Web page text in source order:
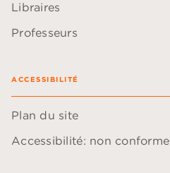
Libraires
Professeurs
ACCESSIBILITÉ
Plan du site
Accessibilité: non conforme